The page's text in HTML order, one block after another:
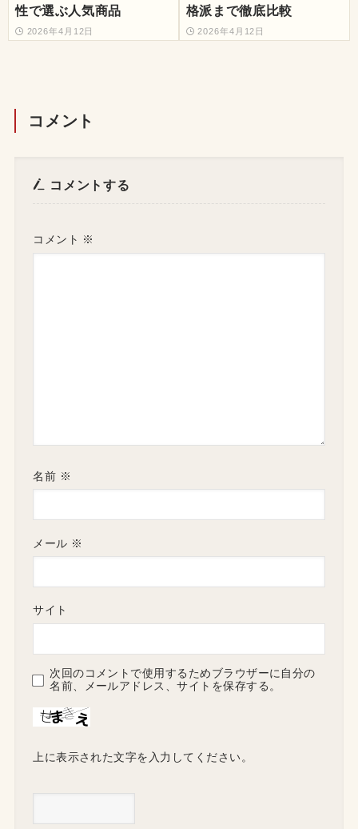
性で選ぶ人気商品
2026年4月12日
格派まで徹底比較
2026年4月12日
コメント
コメントする
コメント ※
名前 ※
メール ※
サイト
次回のコメントで使用するためブラウザーに自分の
名前、メールアドレス、サイトを保存する。
上に表示された文字を入力してください。